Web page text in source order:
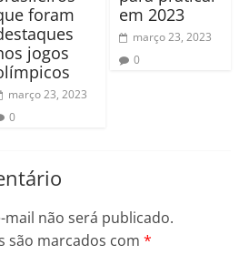
foram
jogos
março 23, 2023
0
em 2023
março 23, 2023
0
mail não será publicado.
são marcados com *